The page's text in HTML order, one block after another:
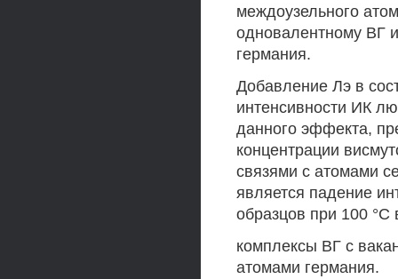
междоузельного
одновалентному ВГ
германия.
Добавление Лэ в
интенсивности ИК
данного эффекта,
концентрации
связями с атомами
является падение
образцов при 100
комплексы ВГ с
атомами германия.